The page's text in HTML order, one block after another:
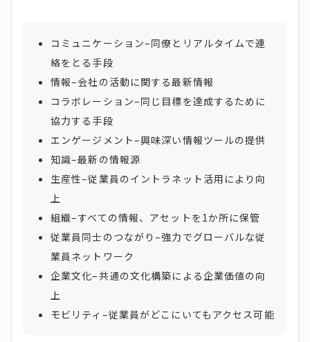
コミュニケーション–同僚とリアルタイムで連
絡をとる手段
情報–会社の活動に関する最新情報
コラボレーション–同じ目標を達成するために
協力する手段
エンゲージメント–興味深い情報ツールの提供
知識–最新の情報源
生産性–従業員のイントラネット活用により向
上
組織–すべての情報、アセットを1か所に保管
従業員同士のつながり–強力でグローバルな従
業員ネットワーク
企業文化–共通の文化構築による企業価値の向
上
モビリティ–従業員がどこにいてもアクセス可能